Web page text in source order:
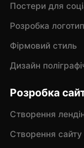
Постери для
Розробка
Фірмовий стиль
Дизайн
Розробка
Створення
Створення сайту